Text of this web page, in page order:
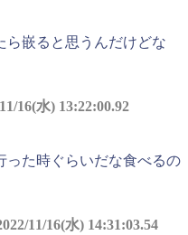
ら嵌ると思うんだけどな
16(水) 13:22:00.92
った時ぐらいだな食べるの
11/16(水) 14:31:03.54